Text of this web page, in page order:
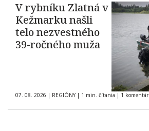
V rybníku Zlatná v
Kežmarku našli
telo nezvestného
39-ročného muža
07. 08. 2026 | REGIÓNY | 1 min. čítania | 1 komentár